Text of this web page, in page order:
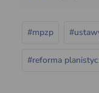
#mpzp
#reforma